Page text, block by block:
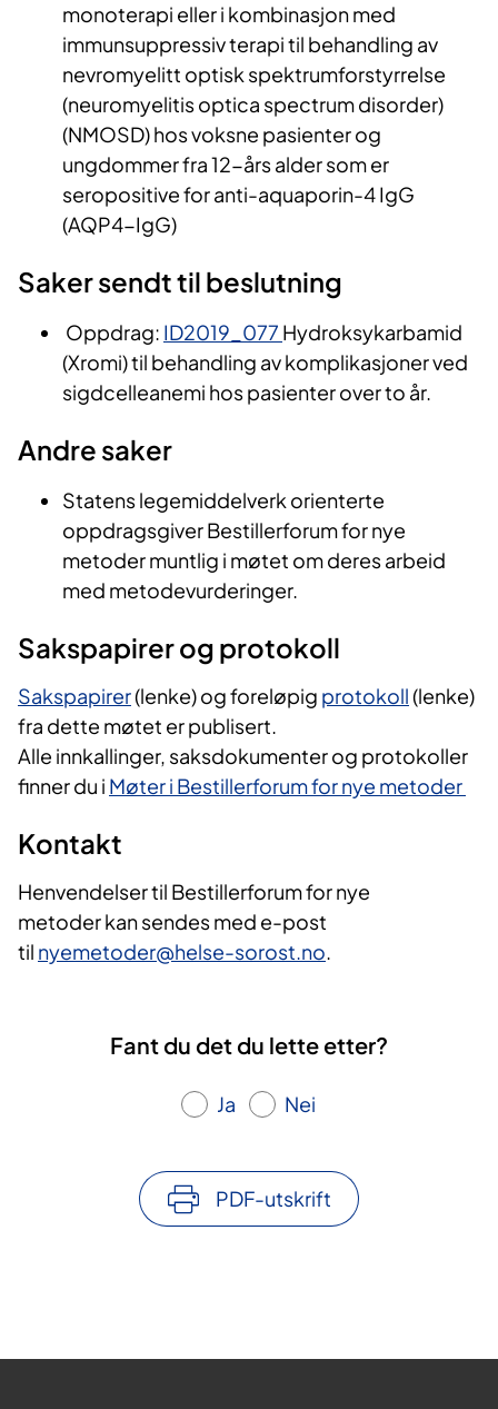
monoterapi eller i kombinasjon med
immunsuppressiv terapi til behandling av
nevromyelitt optisk spektrumforstyrrelse
(neuromyelitis optica spectrum disorder)
(NMOSD) hos voksne pasienter og
ungdommer fra 12-års alder som er
seropositive for anti-aquaporin-4 IgG
(AQP4-IgG)
Saker sendt til beslutning
Oppdrag: ID2019_077 Hydroksykarbamid
(Xromi) til behandling av komplikasjoner ved
sigdcelleanemi hos pasienter over to år.
Andre saker
Statens legemiddelverk orienterte
oppdragsgiver Bestillerforum for nye
metoder muntlig i møtet om deres arbeid
med metodevurderinger.
Sakspapirer og protokoll
Sakspapirer(lenke) og foreløpig protokoll(lenke)
fra dette møtet er publisert.
Alle innkallinger, saksdokumenter og protokoller
finner du i Møter i Bestillerforum for nye metoder
Kontakt
Henvendelser til Bestillerforum for nye
metoder kan sendes med e-post
til nyemetoder@helse-sorost.no.
Fant du det du lette etter?
Ja Nei
PDF-utskrift